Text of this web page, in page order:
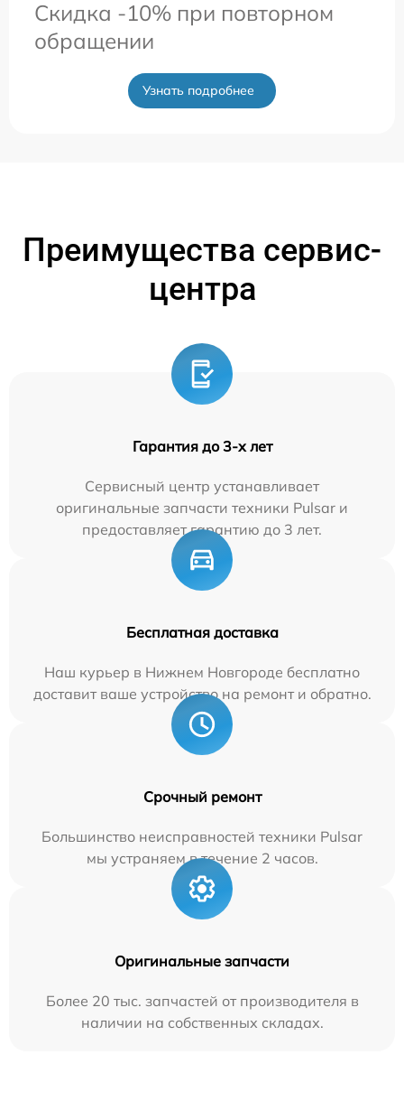
Скидка -10% при повторном
обращении
Узнать подробнее
Преимущества сервис-
центра
Гарантия до 3-х лет
Сервисный центр устанавливает
оригинальные запчасти техники Pulsar и
предоставляет гарантию до 3 лет.
Бесплатная доставка
Наш курьер в Нижнем Новгороде бесплатно
доставит ваше устройство на ремонт и обратно.
Срочный ремонт
Большинство неисправностей техники Pulsar
мы устраняем в течение 2 часов.
Оригинальные запчасти
Более 20 тыс. запчастей от производителя в
наличии на собственных складах.